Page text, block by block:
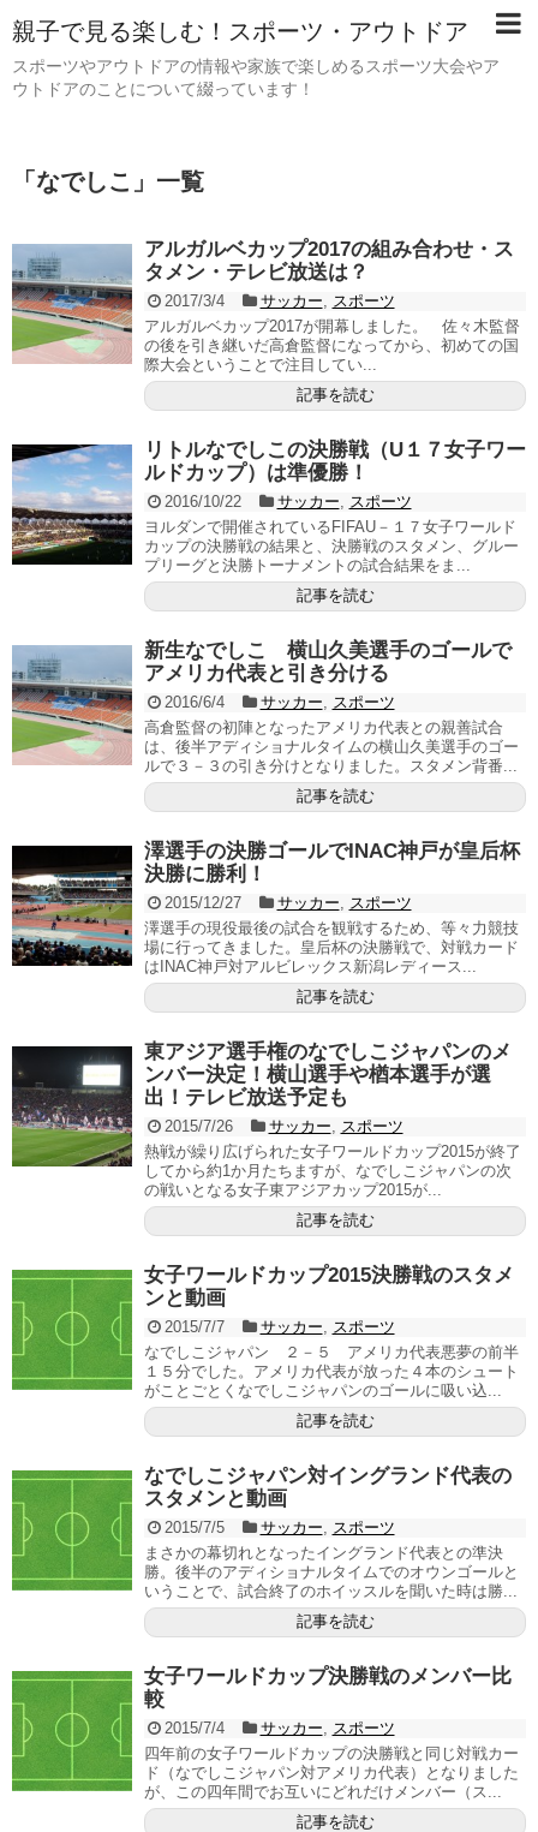
親子で見る楽しむ！スポーツ・アウトドア
スポーツやアウトドアの情報や家族で楽しめるスポーツ大会やア
ウトドアのことについて綴っています！
「 なでしこ 」 一覧
アルガルベカップ2017の組み合わせ・ス
タメン・テレビ放送は？
2017/3/4 サッカー
スポーツ
アルガルベカップ2017が開幕しました。 佐々木監督
の後を引き継いだ高倉監督になってから、初めての国
際大会ということで注目してい...
記事を読む
リトルなでしこの決勝戦（U１７女子ワー
ルドカップ）は準優勝！
2016/10/22 サッカー
スポーツ
ヨルダンで開催されているFIFAU－１７女子ワールド
カップの決勝戦の結果と、決勝戦のスタメン、グルー
プリーグと決勝トーナメントの試合結果をま...
記事を読む
新生なでしこ 横山久美選手のゴールで
アメリカ代表と引き分ける
2016/6/4 サッカー
スポーツ
高倉監督の初陣となったアメリカ代表との親善試合
は、後半アディショナルタイムの横山久美選手のゴー
ルで３－３の引き分けとなりました。スタメン背番...
記事を読む
澤選手の決勝ゴールでINAC神戸が皇后杯
決勝に勝利！
2015/12/27 サッカー
スポーツ
澤選手の現役最後の試合を観戦するため、等々力競技
場に行ってきました。皇后杯の決勝戦で、対戦カード
はINAC神戸対アルビレックス新潟レディース...
記事を読む
東アジア選手権のなでしこジャパンのメ
ンバー決定！横山選手や楢本選手が選
出！テレビ放送予定も
2015/7/26 サッカー
スポーツ
熱戦が繰り広げられた女子ワールドカップ2015が終了
してから約1か月たちますが、なでしこジャパンの次
の戦いとなる女子東アジアカップ2015が...
記事を読む
女子ワールドカップ2015決勝戦のスタメ
ンと動画
2015/7/7 サッカー
スポーツ
なでしこジャパン ２－５ アメリカ代表悪夢の前半
１５分でした。アメリカ代表が放った４本のシュート
がことごとくなでしこジャパンのゴールに吸い込...
記事を読む
なでしこジャパン対イングランド代表の
スタメンと動画
2015/7/5 サッカー
スポーツ
まさかの幕切れとなったイングランド代表との準決
勝。後半のアディショナルタイムでのオウンゴールと
いうことで、試合終了のホイッスルを聞いた時は勝...
記事を読む
女子ワールドカップ決勝戦のメンバー比
較
2015/7/4 サッカー
スポーツ
四年前の女子ワールドカップの決勝戦と同じ対戦カー
ド（なでしこジャパン対アメリカ代表）となりました
が、この四年間でお互いにどれだけメンバー（ス...
記事を読む